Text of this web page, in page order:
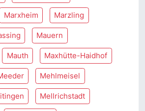
Marxheim Marzling
Mauern
Mauth Maxhütte-Haidhof
Mehlmeisel
Mellrichstadt